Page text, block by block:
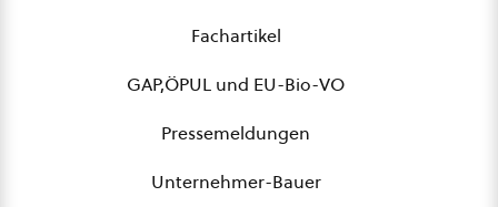
Fachartikel
GAP,ÖPUL und EU-Bio-VO
Pressemeldungen
Unternehmer-Bauer